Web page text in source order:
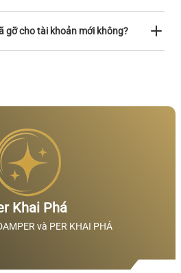
gỡ cho tài khoản mới không?
Khai Phá
và PER KHAI PHÁ